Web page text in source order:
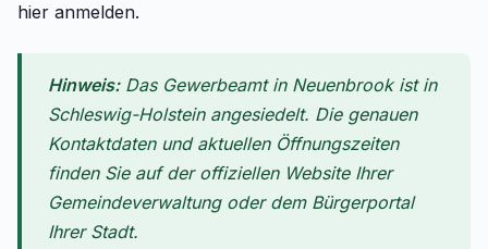
hier anmelden.
Hinweis:Das Gewerbeamt in Neuenbrook ist in
Schleswig-Holstein angesiedelt. Die genauen
Kontaktdaten und aktuellen Öffnungszeiten
finden Sie auf der offiziellen Website Ihrer
Gemeindeverwaltung oder dem Bürgerportal
Ihrer Stadt.